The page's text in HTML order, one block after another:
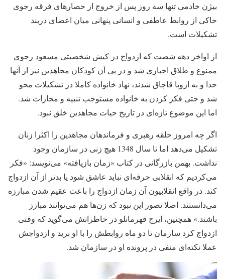
بیژن خادمی تنها سه روز پس از خروج از حصارهای فرقه رجوی
حاکی از روابط عاطفی و انسانی پنهانی میان اعضای دربند
تشکیلات است.
از اواخر دهه شصت که ازدواج در کیش شخصیتی مسعود رجوی
ممنوع و طلاق اجباری شد و در پی آن کودکان مجاهدین نیز از آنها
جدا و به اروپا قاچاق شدند، نهاد خانواده کاملا در تشکیلات محو
شد و حتی فکر کردن به خانواده مستوجب تنبیه و مجازات شد.
اما این موضوع تازه‌ای در تاریخ حیات مجاهدین خلق نبود.
اگر چه امروز حلقه رهبری و فرماندهان مجاهدین را اکثرا زنان
تشکیل می‌دهد اما تا سال 1348 هیچ زنی در سازمان وجود
نداشت. بهمن بازرگانی در کتاب «زمان بازیافته» می‌نویسد: «فکر
می‌کردیم که انقلابی حرفه‌ای نباید عاشق شود یا بدتر از آن ازدواج
کند. در واقع انقلابیون آن زمان ازدواج را باعث عقیم شدن مبارزه
می‌دانستند. اصلا تصور این نبود که زن‌ها هم می‌توانند مبارز
باشند.» همچنین، ایرج قهرمانلو در خاطراتش می‌گوید که وقتی
ازدواج کرد سازمان تا دو ماه روابطش را با او برید و ازدواجش
عملا نکته‌ای منفی در پرونده او در سازمان شد.